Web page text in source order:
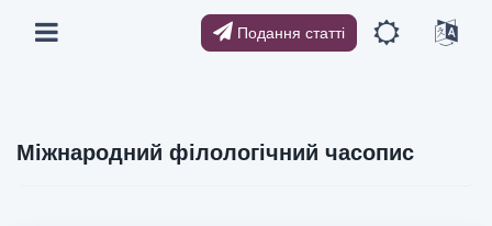
Подання статті
Міжнародний філологічний часопис